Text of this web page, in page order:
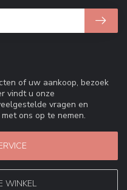
of uw aankoop, bezoek
vindt u onze
vragen en
ons op te nemen.
WINKEL